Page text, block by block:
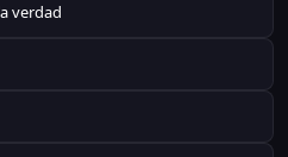
verdad